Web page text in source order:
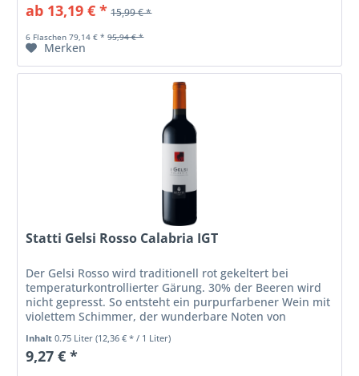
ab 13,19 € * 15,99 € *
6 Flaschen 79,14 € * 95,94 € *
Merken
Statti Gelsi Rosso Calabria IGT
Der Gelsi Rosso wird traditionell rot gekeltert bei
temperaturkontrollierter Gärung. 30% der Beeren wird
nicht gepresst. So entsteht ein purpurfarbener Wein mit
violettem Schimmer, der wunderbare Noten von
Sauerkirschen, Pfeffer und...
Inhalt0.75 Liter(12,36 € * / 1 Liter)
9,27 € *